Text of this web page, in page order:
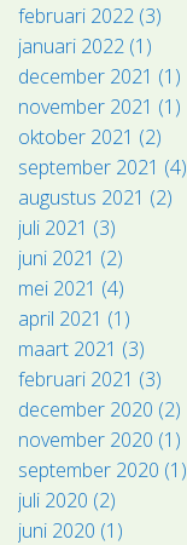
februari 2022 (3)
januari 2022 (1)
december 2021 (1)
november 2021 (1)
oktober 2021 (2)
september 2021 (4)
augustus 2021 (2)
juli 2021 (3)
juni 2021 (2)
mei 2021 (4)
april 2021 (1)
maart 2021 (3)
februari 2021 (3)
december 2020 (2)
november 2020 (1)
september 2020 (1)
juli 2020 (2)
juni 2020 (1)